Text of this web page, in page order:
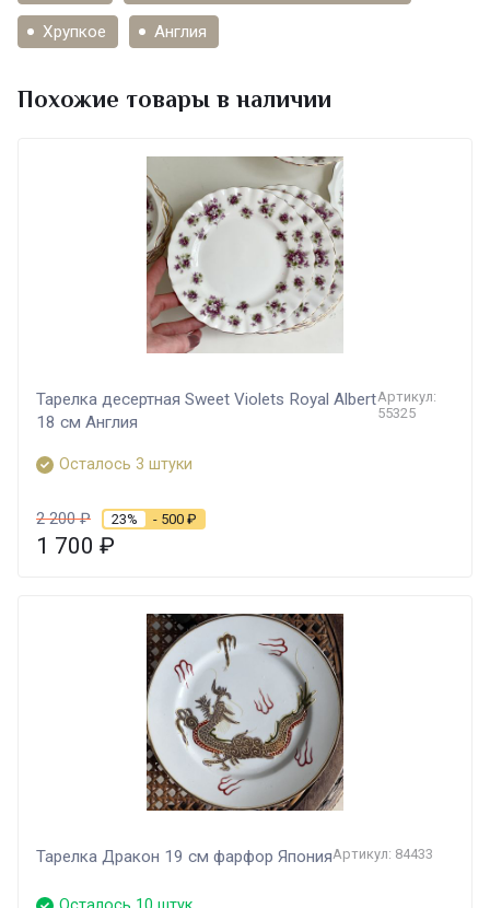
Хрупкое Англия
Похожие товары в наличии
Тарелка десертная Sweet Violets Royal Albert
18 см Англия
Артикул:
55325
Осталось 3 штуки
2 200₽ 23% - 500 ₽
1 700 ₽
Тарелка Дракон 19 см фарфор ЯпонияАртикул: 84433